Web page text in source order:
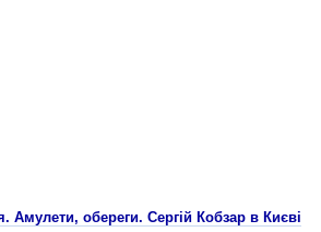
Амулети, обереги. Сергій Кобзар в Києві